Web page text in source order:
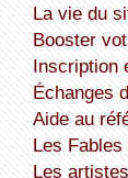
la vie du
booster
inscription
échanges
aide au
Les
Les artistes